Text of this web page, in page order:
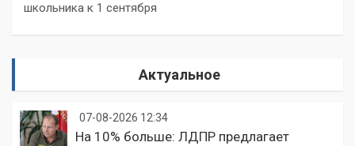
школьника к 1 сентября
Актуальное
07-08-2026 12:34
На 10% больше: ЛДПР предлагает